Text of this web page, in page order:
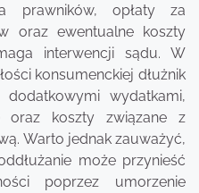
prawników, opłaty za
oraz ewentualne koszty
interwencji sądu. W
konsumenckiej dłużnik
wydatkami,
oraz koszty związane z
Warto jednak zauważyć,
może przynieść
poprzez umorzenie